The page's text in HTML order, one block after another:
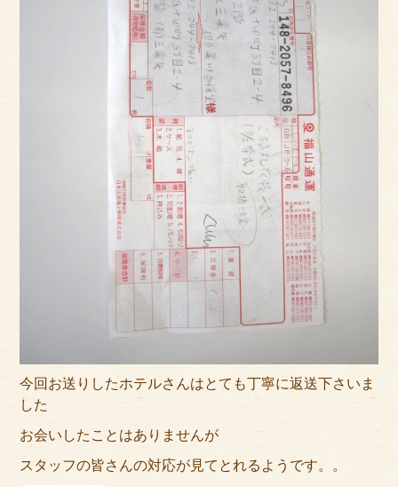
今回お送りしたホテルさんはとても丁寧に返送下さいま
した
お会いしたことはありませんが
スタッフの皆さんの対応が見てとれるようです。。